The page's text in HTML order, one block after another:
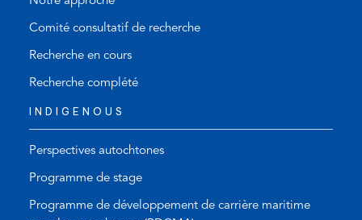
Comité consultatif de recherche
Recherche en cours
Recherche complété
INDIGENOUS
Perspectives autochtones
Programme de stage
Programme de développement de carrière maritime